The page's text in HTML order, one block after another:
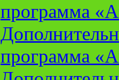
программа
программа